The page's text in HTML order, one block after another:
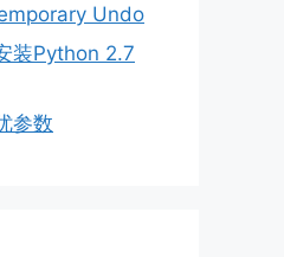
Undo
装Python 2.7
参数